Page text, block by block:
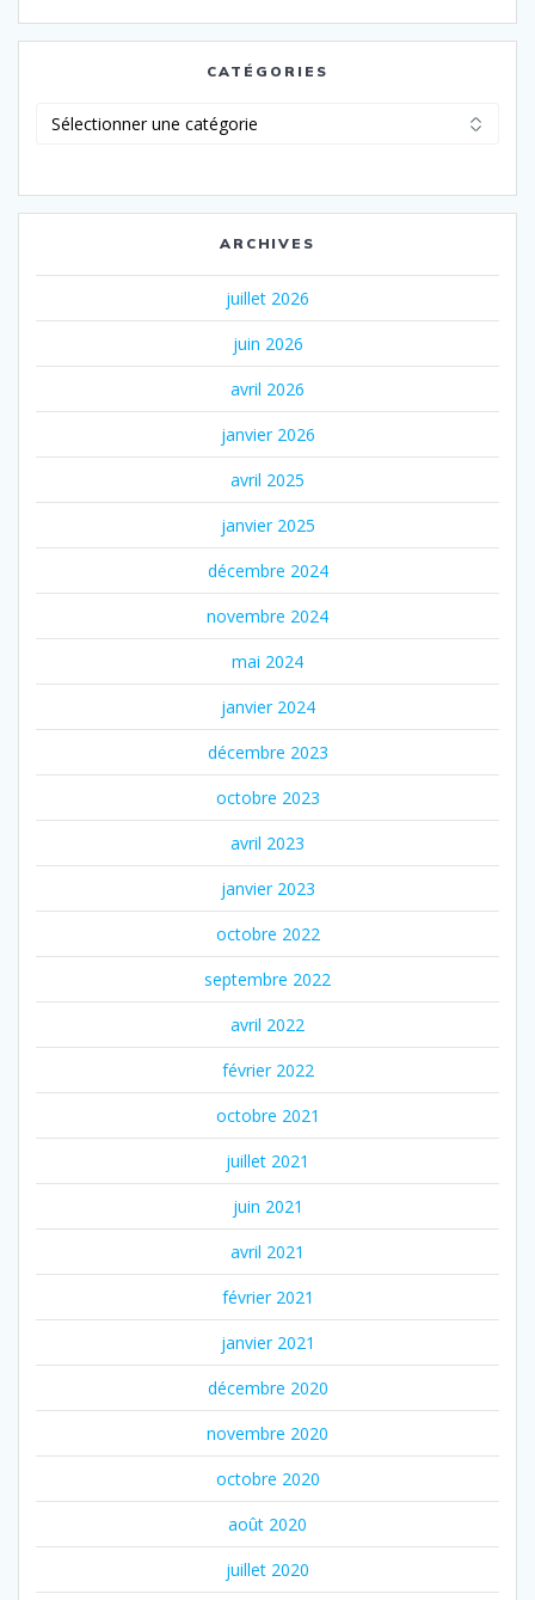
CATÉGORIES
ARCHIVES
juillet 2026
juin 2026
avril 2026
janvier 2026
avril 2025
janvier 2025
décembre 2024
novembre 2024
mai 2024
janvier 2024
décembre 2023
octobre 2023
avril 2023
janvier 2023
octobre 2022
septembre 2022
avril 2022
février 2022
octobre 2021
juillet 2021
juin 2021
avril 2021
février 2021
janvier 2021
décembre 2020
novembre 2020
octobre 2020
août 2020
juillet 2020